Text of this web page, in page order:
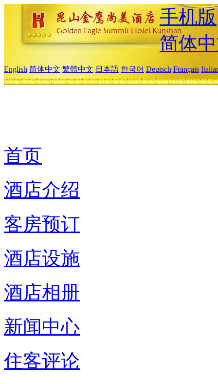
手机版
简体
English 简体中文 繁體中文 日本語 한국어 Deutsch Français
首页
酒店介绍
客房预订
酒店设施
酒店相册
新闻中心
住客评论